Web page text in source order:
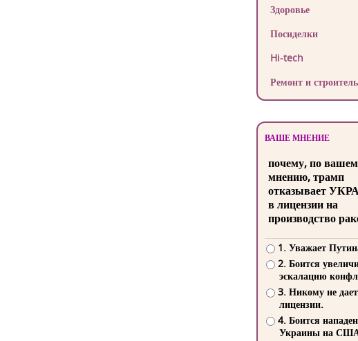
Здоровье
Посиделки
Hi-tech
Ремонт и
ВАШЕ МНЕНИЕ
почему, по
мнению, трамп
отказывает
в лицензии на
производство
1. Уважает
2. Боится
эскалацию
3. Никому не
лицензии.
4. Боится
Украины на